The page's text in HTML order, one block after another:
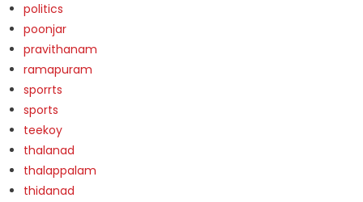
politics
poonjar
pravithanam
ramapuram
sporrts
sports
teekoy
thalanad
thalappalam
thidanad